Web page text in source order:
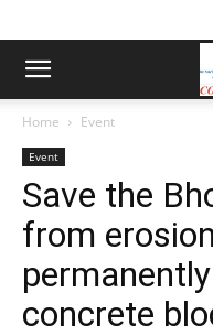
Home Event
Event
Save the
from
concrete